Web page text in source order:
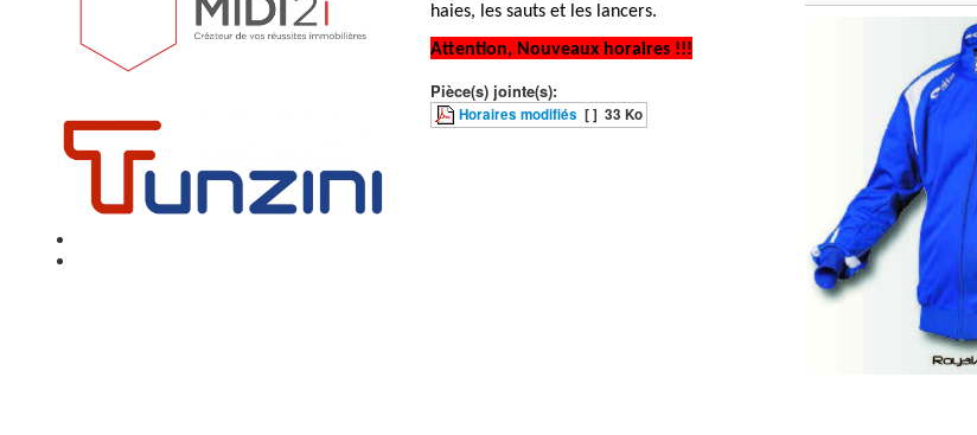
haies, les sauts et les lancers.
Attention, Nouveaux horaires !!!
Pièce(s) jointe(s):
Horaires modifiés [ ] 33 Ko